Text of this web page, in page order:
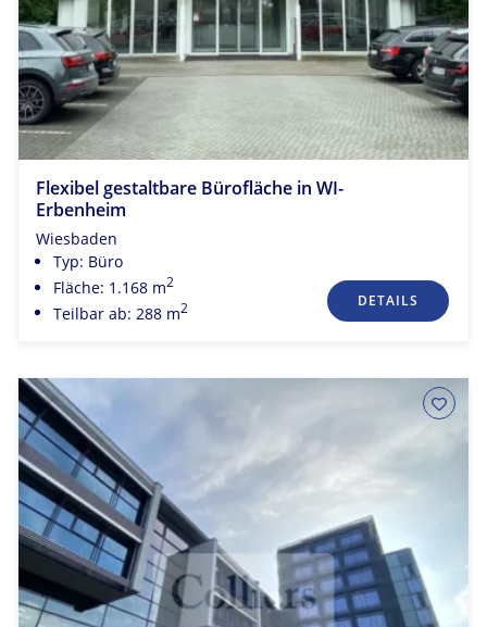
Flexibel gestaltbare Bürofläche in WI-
Erbenheim
Wiesbaden
Typ: Büro
Fläche: 1.168 m2
Teilbar ab: 288 m2 DETAILS